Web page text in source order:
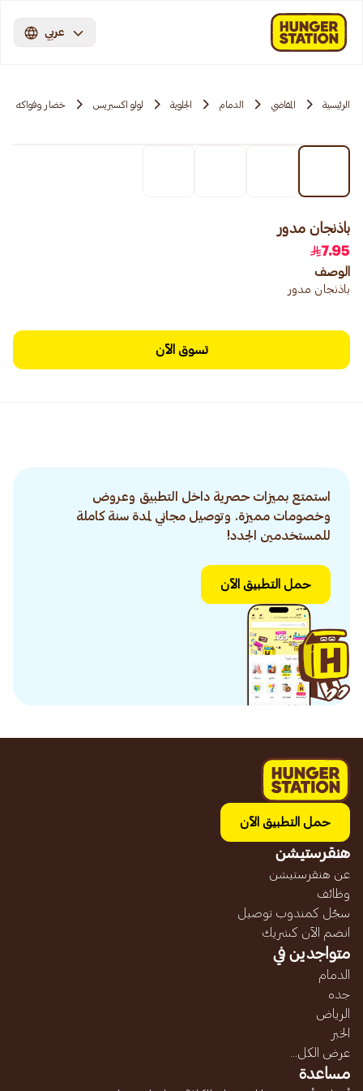
عربي
الرئيسية المقاضي الدمام الجلوية لولو اكسبريس خضار وفواكه
باذنجان مدور
7.95
الوصف
باذنجان مدور
تسوق الآن
استمتع بميزات حصرية داخل التطبيق وعروض
وخصومات مميزة. وتوصيل مجاني لمدة سنة كاملة
للمستخدمين الجدد!
حمل التطبيق الآن
حمل التطبيق الآن
هنقرستيشن
عن هنقرستيشن
وظائف
سجّل كمندوب توصيل
انضم الآن كشريك
متواجدين في
الدمام
جده
الرياض
الخبر
عرض الكل...
مساعدة